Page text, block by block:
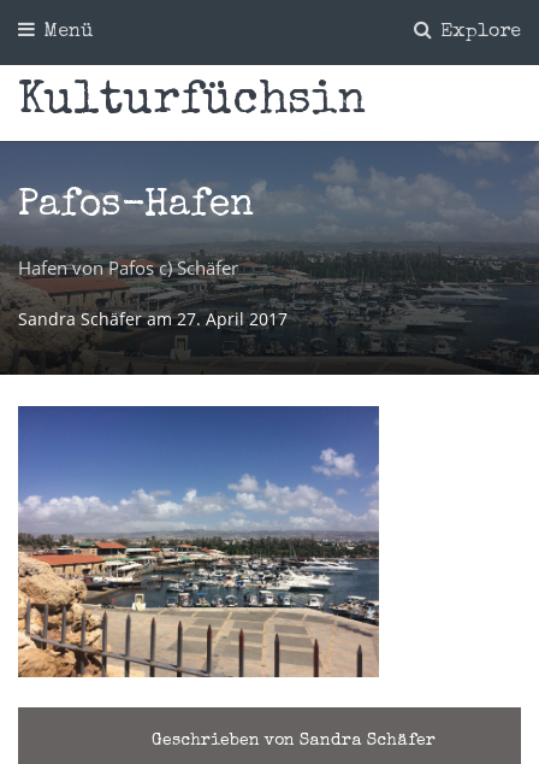
Explore
Menü
Kulturfüchsin
Pafos-Hafen
Hafen von Pafos c) Schäfer
Sandra Schäferam 27. April 2017
Geschrieben von Sandra Schäfer